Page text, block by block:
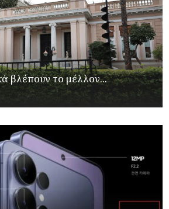
βλέπουν το μέλλον...